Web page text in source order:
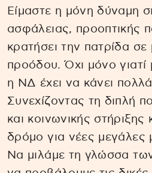
Είμαστε η μόνη δύναμη
ασφάλειας, προοπτικής
κρατήσει την πατρίδα σε
προόδου. Όχι μόνο γιατί
η ΝΔ έχει να κάνει
Συνεχίζοντας τη διπλή
και κοινωνικής στήριξης
δρόμο για νέες μεγάλες
Να μιλάμε τη γλώσσα